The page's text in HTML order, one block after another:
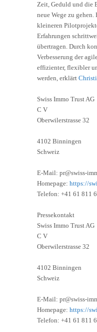
Zeit, Geduld und die
neue Wege zu
kleineren
Erfahrungen
übertragen. Durch
Verbesserung der
effizienter, flexibler
werden, erklärt
Swiss Immo Trust AG
C V
Oberwilerstrasse 32
4102 Binningen
Schweiz
E-Mail: pr@swiss-
Homepage: https://
Telefon: +41 61 811
Pressekontakt
Swiss Immo Trust AG
C V
Oberwilerstrasse 32
4102 Binningen
Schweiz
E-Mail: pr@swiss-
Homepage: https://
Telefon: +41 61 811